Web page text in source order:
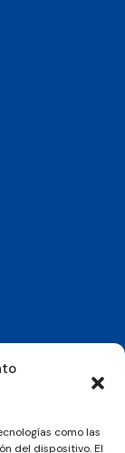
como las
del dispositivo. El